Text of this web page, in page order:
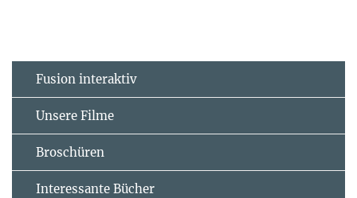
Fusion interaktiv
Unsere Filme
Broschüren
Interessante Bücher